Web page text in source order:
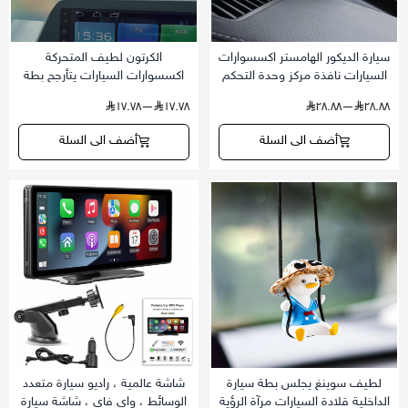
سيارة الديكور الهامستر اكسسوارات
السيارات نافذة مركز وحدة التحكم
السيارات لوحة القيادة كول الديكور
٢٨.٨٨ —٢٨.٨٨
أضف الى السلة
الكرتون لطيف المتحركة
اكسسوارات السيارات يتأرجح بطة
الحلي هدية عيد زوجين اكسسوارات
١٧.٧٨ —١٧.٧٨
أضف الى السلة
لطيف سوينغ يجلس بطة سيارة
الداخلية قلادة السيارات مرآة الرؤية
شاشة عالمية ، راديو سيارة متعدد
الوسائط ، واي فاي ، شاشة سيارة